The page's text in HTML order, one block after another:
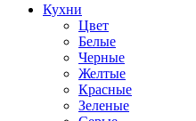
Кухни
Цвет
Белые
Черные
Желтые
Красные
Зеленые